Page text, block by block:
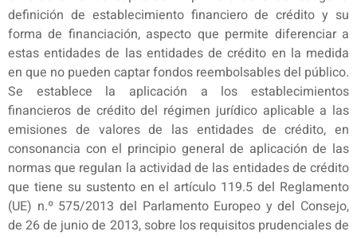
definición de establecimiento financiero de crédito y su
forma de financiación, aspecto que permite diferenciar a
estas entidades de las entidades de crédito en la medida
en que no pueden captar fondos reembolsables del público.
Se establece la aplicación a los establecimientos
financieros de crédito del régimen jurídico aplicable a las
emisiones de valores de las entidades de crédito, en
consonancia con el principio general de aplicación de las
normas que regulan la actividad de las entidades de crédito
que tiene su sustento en el artículo 119.5 del Reglamento
(UE) n.º 575/2013 del Parlamento Europeo y del Consejo,
de 26 de junio de 2013, sobre los requisitos prudenciales de